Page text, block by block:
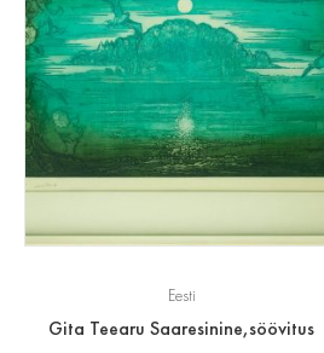
Eesti
Gita Teearu Saaresinine,söövitus